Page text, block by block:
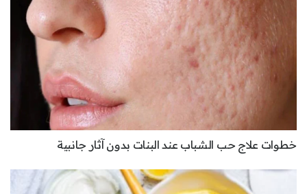
خطوات علاج حب الشباب عند البنات بدون آثار جانبية